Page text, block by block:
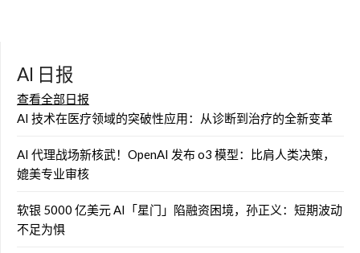
AI 日报
查看全部日报
AI 技术在医疗领域的突破性应用：从诊断到治疗的全新变革
AI 代理战场新核武！OpenAI 发布 o3 模型：比肩人类决策，
媲美专业审核
软银 5000 亿美元 AI「星门」陷融资困境，孙正义：短期波动
不足为惧